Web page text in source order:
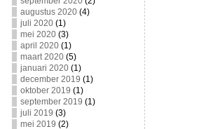
augustus 2020(4)
juli 2020(1)
mei 2020(3)
april 2020(1)
maart 2020(5)
januari 2020(1)
december 2019 (1)
oktober 2019 (1)
september 2019 (1)
juli 2019 (3)
mei 2019 (2)